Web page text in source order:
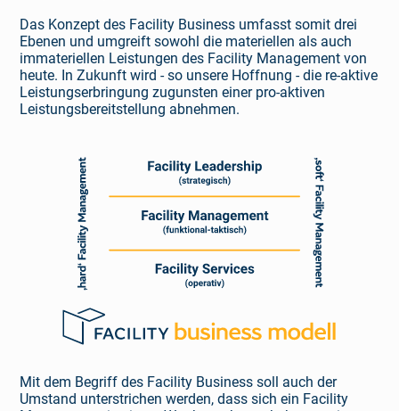
Das Konzept des Facility Business umfasst somit drei
Ebenen und umgreift sowohl die materiellen als auch
immateriellen Leistungen des Facility Management von
heute. In Zukunft wird - so unsere Hoff­nung - die re-aktive
Leistungserbringung zugunsten einer pro-aktiven
Leistungsbereitstellung ab­nehmen.
Mit dem Begriff des Facility Business soll auch der
Umstand unterstrichen werden, dass sich ein Facility